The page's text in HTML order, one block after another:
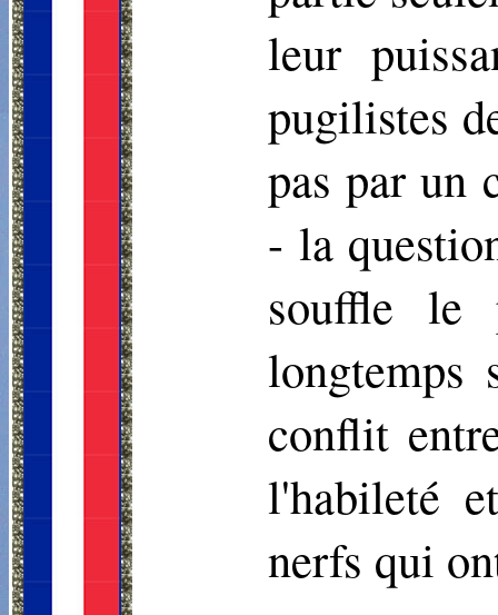
leur
pugilistes
pas par un
- la
souffle le
longtemps
conflit
l'habileté
nerfs qui